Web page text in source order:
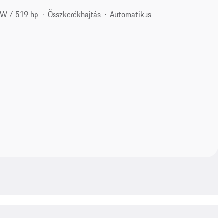
/ 519 hp Összkerékhajtás Automatikus